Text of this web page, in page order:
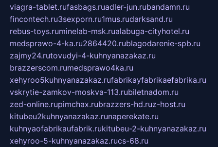
viagra-tablet.rufasbags.ruadler-jun.rubandamn.ru
fincontech.ru3sexporn.ru1mus.rudarksand.ru
rebus-toys.ruminelab-msk.rualabuga-cityhotel.ru
medsprawo-4-ka.ru2864420.rublagodarenie-spb.ru
zajmy24.rutovudyi-4-kuhnyanazakaz.ru
brazzerscom.rumedsprawo4ka.ru
xehyroo5kuhnyanazakaz.rufabrikayfabrikaefabrika.ru
vskrytie-zamkov-moskva-113.rubiletnadom.ru
zed-online.rupimchax.rubrazzers-hd.ruz-host.ru
kitubeu2kuhnyanazakaz.runaperekate.ru
kuhnyaofabrikaufabrik.rukitubeu-2-kuhnyanazakaz.ru
xehyroo-5-kuhnyanazakaz.rucs-68.ru